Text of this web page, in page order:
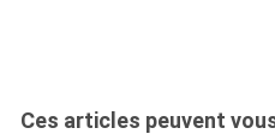
Ces articles peuvent